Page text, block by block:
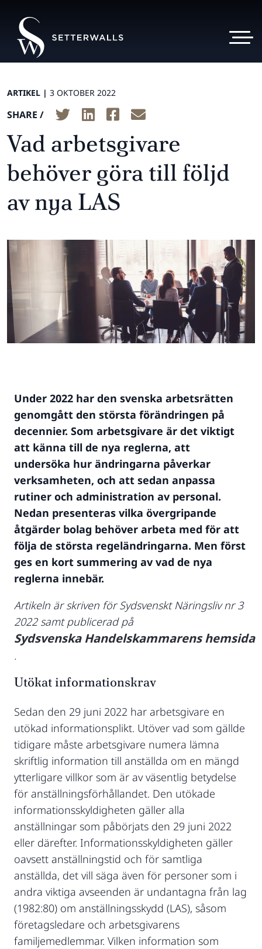
ARTIKEL | 3 OKTOBER 2022
SHARE /
Vad arbetsgivare
behöver göra till följd
av nya LAS
Under 2022 har den svenska arbetsrätten
genomgått den största förändringen på
decennier. Som arbetsgivare är det viktigt
att känna till de nya reglerna, att
undersöka hur ändringarna påverkar
verksamheten, och att sedan anpassa
rutiner och administration av personal.
Nedan presenteras vilka övergripande
åtgärder bolag behöver arbeta med för att
följa de största regeländringarna. Men först
ges en kort summering av vad de nya
reglerna innebär.
Artikeln är skriven för Sydsvenskt Näringsliv nr 3
2022 samt publicerad på
Sydsvenska Handelskammarens hemsida
.
Utökat informationskrav
Sedan den 29 juni 2022 har arbetsgivare en
utökad informationsplikt. Utöver vad som gällde
tidigare måste arbetsgivare numera lämna
skriftlig information till anställda om en mängd
ytterligare villkor som är av väsentlig betydelse
för anställningsförhållandet. Den utökade
informationsskyldigheten gäller alla
anställningar som påbörjats den 29 juni 2022
eller därefter. Informationsskyldigheten gäller
oavsett anställningstid och för samtliga
anställda, det vill säga även för personer som i
andra viktiga avseenden är undantagna från lag
(1982:80) om anställningsskydd (LAS), såsom
företagsledare och arbetsgivarens
familjemedlemmar. Vilken information som